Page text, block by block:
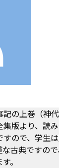
の上巻（神
版より、読
ので、学生
古典ですの
。